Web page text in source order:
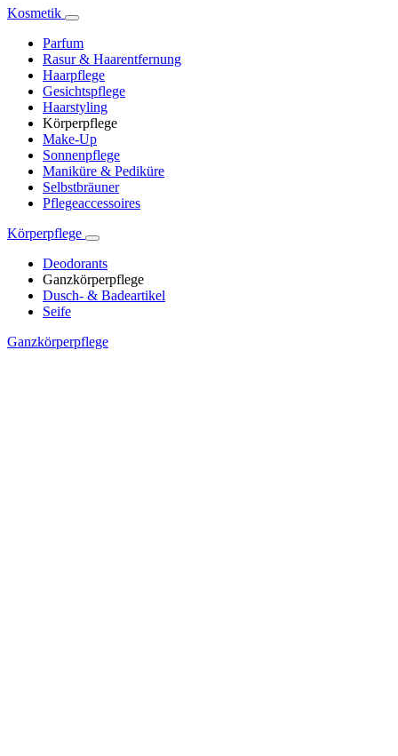
Kosmetik
Parfum
Rasur & Haarentfernung
Haarpflege
Gesichtspflege
Haarstyling
Körperpflege
Make-Up
Sonnenpflege
Maniküre & Pediküre
Selbstbräuner
Pflegeaccessoires
Körperpflege
Deodorants
Ganzkörperpflege
Dusch- & Badeartikel
Seife
Ganzkörperpflege